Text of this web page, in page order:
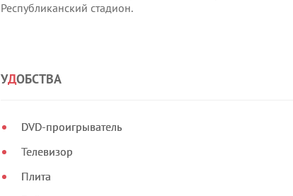
Республиканский стадион.
УДОБСТВА
DVD-проигрыватель
Телевизор
Плита